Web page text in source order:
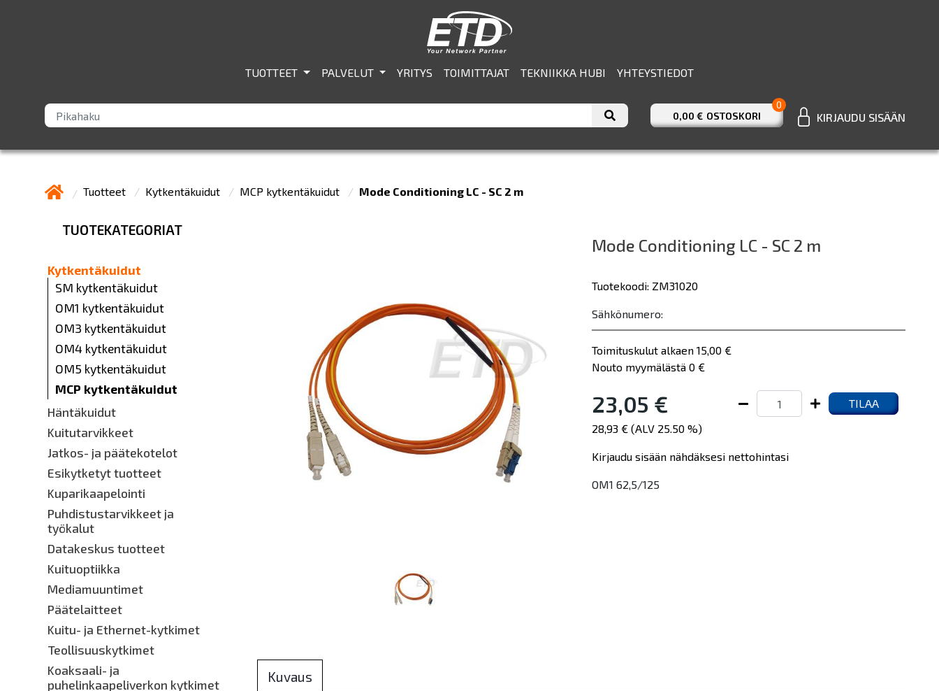
TUOTTEET PALVELUT YRITYS TOIMITTAJAT TEKNIIKKA HUBI YHTEYSTIEDOT
0,00 € OSTOSKORI
0
KIRJAUDU SISÄÄN
Tuotteet Kytkentäkuidut MCP kytkentäkuidut Mode Conditioning LC - SC 2 m
TUOTEKATEGORIAT
Kytkentäkuidut
SM kytkentäkuidut
OM1 kytkentäkuidut
OM3 kytkentäkuidut
OM4 kytkentäkuidut
OM5 kytkentäkuidut
MCP kytkentäkuidut
Häntäkuidut
Kuitutarvikkeet
Jatkos- ja päätekotelot
Esikytketyt tuotteet
Kuparikaapelointi
Puhdistustarvikkeet ja
työkalut
Datakeskus tuotteet
Kuituoptiikka
Mediamuuntimet
Päätelaitteet
Kuitu- ja Ethernet-kytkimet
Teollisuuskytkimet
Koaksaali- ja
puhelinkaapeliverkon kytkimet
Mode Conditioning LC - SC 2 m
Tuotekoodi: ZM31020
Sähkönumero:
Toimituskulut alkaen 15,00 €
Nouto myymälästä 0 €
23,05 €
TILAA
28,93 € (ALV 25.50 %)
Kirjaudu sisään nähdäksesi nettohintasi
OM1 62,5/125
Kuvaus